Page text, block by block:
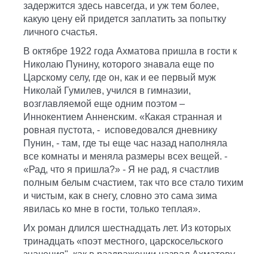
задержится здесь навсегда, и уж тем более,
какую цену ей придется заплатить за попытку
личного счастья.
В октябре 1922 года Ахматова пришла в гости к
Николаю Пунину, которого знавала еще по
Царскому селу, где он, как и ее первый муж
Николай Гумилев, учился в гимназии,
возглавляемой еще одним поэтом –
Иннокентием Анненским. «Какая странная и
ровная пустота, - исповедовался дневнику
Пунин, - там, где ты еще час назад наполняла
все комнаты и меняла размеры всех вещей. -
«Рад, что я пришла?» - Я не рад, я счастлив
полным белым счастием, так что все стало тихим
и чистым, как в снегу, словно это сама зима
явилась ко мне в гости, только теплая».
Их роман длился шестнадцать лет. Из которых
тринадцать «поэт местного, царскосельского